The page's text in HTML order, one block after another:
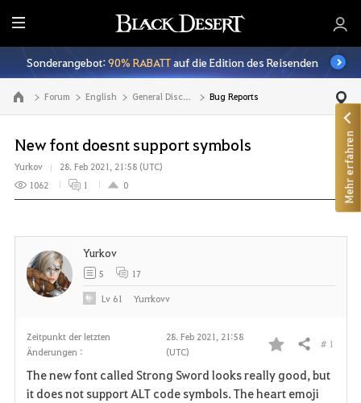
A
l
l
e
Sonderangebot:90% RABATTauf die Edition des Reisenden
Zur Hauptseite Forum English General Discussion Bug Reports
New font doesnt support symbols
Yurkov
28. Feb 2021, 21:58 (UTC)
1062
1 0
Zeitpunkt der letzten
Änderungen :
28. Feb 2021, 21:58
(UTC)
F
a
Teilen # 1
The new font called Strong Sword looks really good, but
it does not support ALT code symbols. The heart emoji
Yurkov
5 17
Lv 61 Yurrkovv
Mehr erfahren